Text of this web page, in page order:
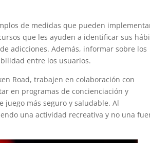
de medidas que pueden
que les ayuden a identificar sus
adicciones. Además, informar sobre los
entre los usuarios.
Road, trabajen en colaboración con
en programas de concienciación y
más seguro y saludable. Al
una actividad recreativa y no una